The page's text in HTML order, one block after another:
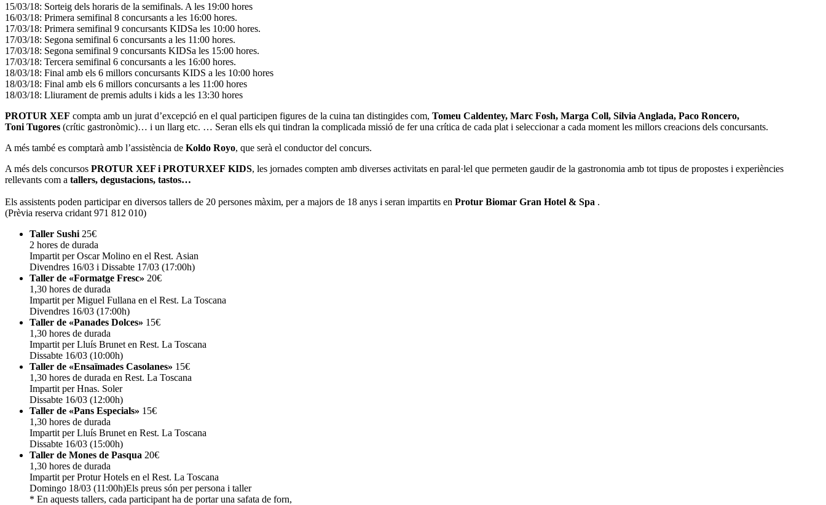
15/03/18: Sorteig dels horaris de la semifinals. A les 19:00 hores
16/03/18: Primera semifinal 8 concursants a les 16:00 hores.
17/03/18: Primera semifinal 9 concursants KIDSa les 10:00 hores.
17/03/18: Segona semifinal 6 concursants a les 11:00 hores.
17/03/18: Segona semifinal 9 concursants KIDSa les 15:00 hores.
17/03/18: Tercera semifinal 6 concursants a les 16:00 hores.
18/03/18: Final amb els 6 millors concursants KIDS a les 10:00 hores
18/03/18: Final amb els 6 millors concursants a les 11:00 hores
18/03/18: Lliurament de premis adults i kids a les 13:30 hores
PROTUR XEF compta amb un jurat d’excepció en el qual participen figures de la cuina tan distingides com, Tomeu Caldentey, Marc Fosh, Marga Coll, Silvia Anglada, Paco Roncero,
Toni Tugores (crític gastronòmic)… i un llarg etc. … Seran ells els qui tindran la complicada missió de fer una crítica de cada plat i seleccionar a cada moment les millors creacions dels concursants.
A més també es comptarà amb l’assistència de Koldo Royo, que serà el conductor del concurs.
A més dels concursos PROTUR XEF i PROTURXEF KIDS, les jornades compten amb diverses activitats en paral·lel que permeten gaudir de la gastronomia amb tot tipus de propostes i experiències
rellevants com a tallers, degustacions, tastos…
Els assistents poden participar en diversos tallers de 20 persones màxim, per a majors de 18 anys i seran impartits en Protur Biomar Gran Hotel & Spa .
(Prèvia reserva cridant 971 812 010)
Taller Sushi 25€
2 hores de durada
Impartit per Oscar Molino en el Rest. Asian
Divendres 16/03 i Dissabte 17/03 (17:00h)
Taller de «Formatge Fresc» 20€
1,30 hores de durada
Impartit per Miguel Fullana en el Rest. La Toscana
Divendres 16/03 (17:00h)
Taller de «Panades Dolces» 15€
1,30 hores de durada
Impartit per Lluís Brunet en Rest. La Toscana
Dissabte 16/03 (10:00h)
Taller de «Ensaïmades Casolanes» 15€
1,30 hores de durada en Rest. La Toscana
Impartit per Hnas. Soler
Dissabte 16/03 (12:00h)
Taller de «Pans Especials» 15€
1,30 hores de durada
Impartit per Lluís Brunet en Rest. La Toscana
Dissabte 16/03 (15:00h)
Taller de Mones de Pasqua 20€
1,30 hores de durada
Impartit per Protur Hotels en el Rest. La Toscana
Domingo 18/03 (11:00h)Els preus són per persona i taller
* En aquests tallers, cada participant ha de portar una safata de forn,